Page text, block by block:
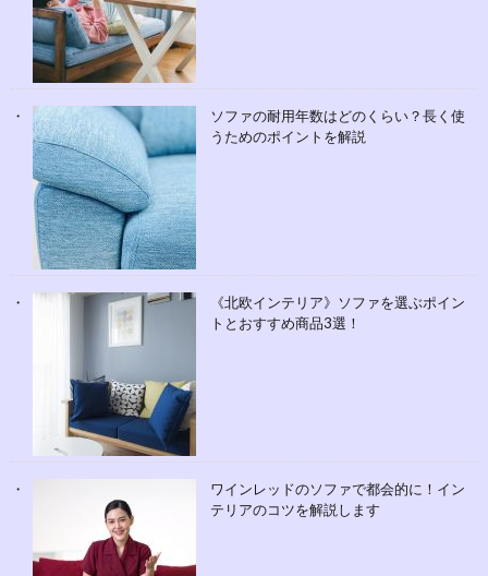
ソファの耐用年数はどのくらい？長く使
うためのポイントを解説
《北欧インテリア》ソファを選ぶポイン
トとおすすめ商品3選！
ワインレッドのソファで都会的に！イン
テリアのコツを解説します